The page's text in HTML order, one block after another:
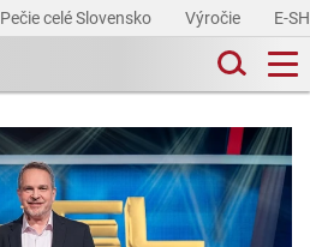
Pečie celé Slovensko Výročie E-